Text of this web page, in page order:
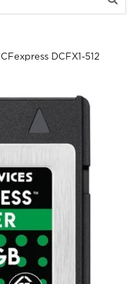
DCFX1-512